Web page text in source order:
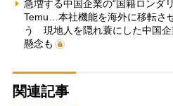
急増する中国企業の“国籍ロンダ
Temu…本社機能を海外に移転さ
う 現地人を隠れ蓑にした中国
懸念も
関連記事